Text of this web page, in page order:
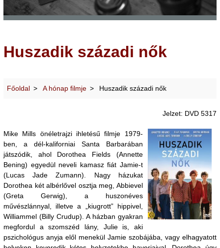
Huszadik századi nők
Főoldal A hónap filmje Huszadik századi nők
Jelzet: DVD 5317
Mike Mills önéletrajzi ihletésű filmje 1979-
ben, a dél-kaliforniai Santa Barbarában
játszódik, ahol Dorothea Fields (Annette
Bening) egyedül neveli kamasz fiát Jamie-t
(Lucas Jade Zumann). Nagy házukat
Dorothea két albérlővel osztja meg, Abbievel
(Greta Gerwig), a huszonéves
művészlánnyal, illetve a „kiugrott” hippivel,
Williammel (Billy Crudup). A házban gyakran
megfordul a szomszéd lány, Julie is, aki
pszichológus anyja elől menekül Jamie szobájába, vagy elhagyatott